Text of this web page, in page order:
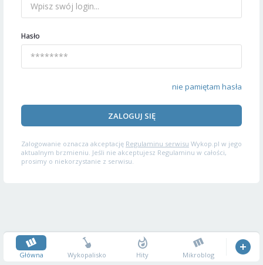
Hasło
nie pamiętam hasła
ZALOGUJ SIĘ
Zalogowanie oznacza akceptację Regulaminu serwisu Wykop.pl w jego
aktualnym brzmieniu. Jeśli nie akceptujesz Regulaminu w całości,
prosimy o niekorzystanie z serwisu.
Główna Wykopalisko Hity Mikroblog